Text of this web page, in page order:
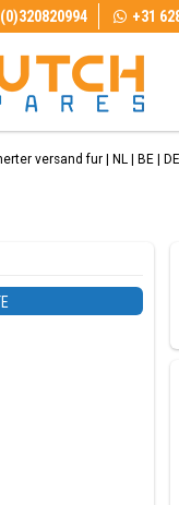
+31
versand fur | NL | BE |